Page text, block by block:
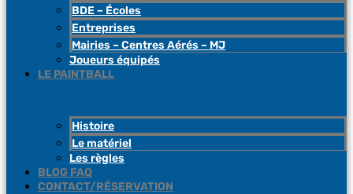
BDE – Écoles
Entreprises
Mairies – Centres Aérés – MJ
Joueurs équipés
LE PAINTBALL
Histoire
Le matériel
Les règles
BLOG FAQ
CONTACT/RÉSERVATION